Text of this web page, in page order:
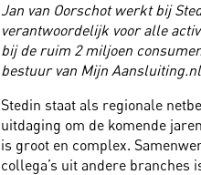
Jan van Oorschot werkt bij
verantwoordelijk voor alle
bij de ruim 2 miljoen
bestuur van Mijn
Stedin staat als regionale
uitdaging om de komende
is groot en complex.
collega’s uit andere branches